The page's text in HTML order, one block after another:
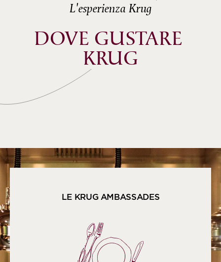
L'esperienza Krug
DOVE GUSTARE
KRUG
LE KRUG AMBASSADES